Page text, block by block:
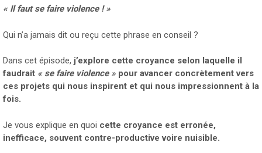
« Il faut se faire violence ! »
Qui n’a jamais dit ou reçu cette phrase en conseil ?
Dans cet épisode, j’explore cette croyance selon laquelle il
faudrait « se faire violence » pour avancer concrètement vers
ces projets qui nous inspirent et qui nous impressionnent à la
fois.
Je vous explique en quoi cette croyance est erronée,
inefficace, souvent contre-productive voire nuisible.